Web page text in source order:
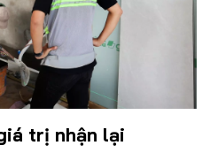
trị nhận lại